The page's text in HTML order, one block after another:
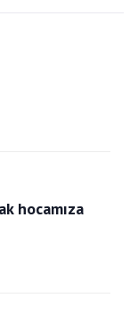
hocamıza